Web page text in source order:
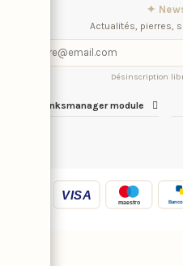
✦
Actualités, pierres,
Désinscription
iqitlinksmanager module
VISA
maestro